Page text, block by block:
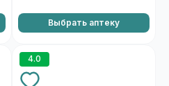
Выбрать аптеку
4.0